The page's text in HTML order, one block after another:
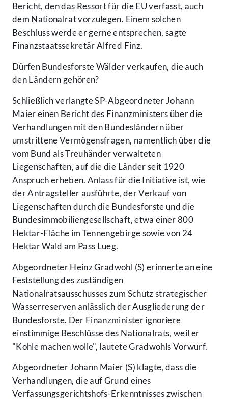
Bericht, den das Ressort für die EU verfasst, auch
dem Nationalrat vorzulegen. Einem solchen
Beschluss werde er gerne entsprechen, sagte
Finanzstaatssekretär Alfred Finz.
Dürfen Bundesforste Wälder verkaufen, die auch
den Ländern gehören?
Schließlich verlangte SP-Abgeordneter Johann
Maier einen Bericht des Finanzministers über die
Verhandlungen mit den Bundesländern über
umstrittene Vermögensfragen, namentlich über die
vom Bund als Treuhänder verwalteten
Liegenschaften, auf die die Länder seit 1920
Anspruch erheben. Anlass für die Initiative ist, wie
der Antragsteller ausführte, der Verkauf von
Liegenschaften durch die Bundesforste und die
Bundesimmobiliengesellschaft, etwa einer 800
Hektar-Fläche im Tennengebirge sowie von 24
Hektar Wald am Pass Lueg.
Abgeordneter Heinz Gradwohl (S) erinnerte an eine
Feststellung des zuständigen
Nationalratsausschusses zum Schutz strategischer
Wasserreserven anlässlich der Ausgliederung der
Bundesforste. Der Finanzminister ignoriere
einstimmige Beschlüsse des Nationalrats, weil er
"Kohle machen wolle", lautete Gradwohls Vorwurf.
Abgeordneter Johann Maier (S) klagte, dass die
Verhandlungen, die auf Grund eines
Verfassungsgerichtshofs-Erkenntnisses zwischen